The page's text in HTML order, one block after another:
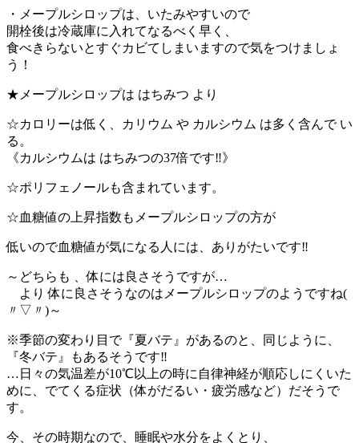
・メープルシロップは、いたみやすいので
開栓後は冷蔵庫に入れてなるべく早く、
食べきらないとすぐカビてしまいますので気をつけましょ
う！
★メープルシロップは はちみつ より
☆カロリーは低く、カリウム や カルシウム は多く含んで い
る。
《カルシウムは はちみつの37倍です‼》
☆ポリフェノールも含まれています。
☆血糖値の上昇指数もメープルシロップの方が
低いので血糖値が気になる人には、ありがたいです‼
～どちらも 、体には良さそうですが…
より 体に良さそうなのはメープルシロップのようですね(
〃▽〃)～
※季節の変わり目で『夏バテ』があるのと、同じように、
『冬バテ』もあるそうです‼
…日々の気温差が10℃以上の時に自律神経が順応しにくいた
めに
、でてくる症状（体がだるい・疲労感など）だそうで
す。
今、その時期なので、睡眠や水分をよくとり、